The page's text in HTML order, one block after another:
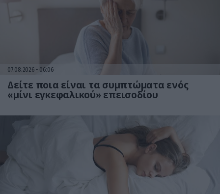
07.08.2026 06:06
Δείτε ποια είναι τα συμπτώματα ενός
«μίνι εγκεφαλικού» επεισοδίου